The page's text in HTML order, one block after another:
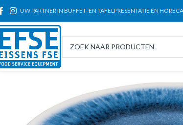
UW PARTNER IN BUFFET- EN TAFELPRESENTATIE EN